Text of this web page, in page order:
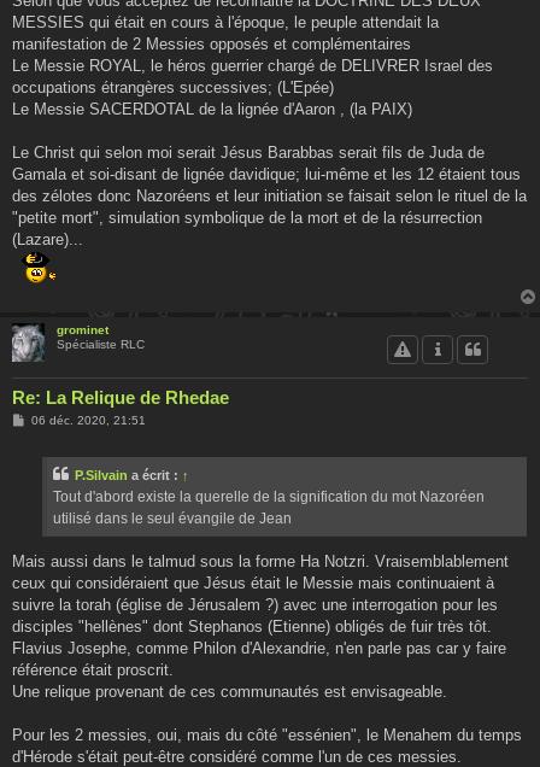
MESSIES qui était en cours à l'époque, le peuple attendait la
manifestation de 2 Messies opposés et complémentaires
Le Messie ROYAL, le héros guerrier chargé de DELIVRER Israel des
occupations étrangères successives; (L'Epée)
Le Messie SACERDOTAL de la lignée d'Aaron , (la PAIX)
Le Christ qui selon moi serait Jésus Barabbas serait fils de Juda de
Gamala et soi-disant de lignée davidique; lui-même et les 12 étaient tous
des zélotes donc Nazoréens et leur initiation se faisait selon le rituel de la
"petite mort", simulation symbolique de la mort et de la résurrection
(Lazare)...
grominet
Spécialiste RLC
Re: La Relique de Rhedae
M06 déc. 2020, 21:51
P.Silvain a écrit : ↑
Tout d'abord existe la querelle de la signification du mot Nazoréen
utilisé dans le seul évangile de Jean
Mais aussi dans le talmud sous la forme Ha Notzri. Vraisemblablement
ceux qui considéraient que Jésus était le Messie mais continuaient à
suivre la torah (église de Jérusalem ?) avec une interrogation pour les
disciples "hellènes" dont Stephanos (Etienne) obligés de fuir très tôt.
Flavius Josephe, comme Philon d'Alexandrie, n'en parle pas car y faire
référence était proscrit.
Une relique provenant de ces communautés est envisageable.
Pour les 2 messies, oui, mais du côté "essénien", le Menahem du temps
d'Hérode s'était peut-être considéré comme l'un de ces messies.